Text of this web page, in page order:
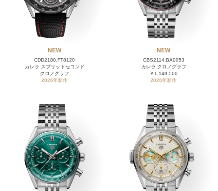
NEW
CDD2180.FT8120
カレラ スプリットセコンド
クロノグラフ
2026年新作
NEW
CBS2114.BA0053
カレラ クロノグラフ
￥1,149,500
2026年新作